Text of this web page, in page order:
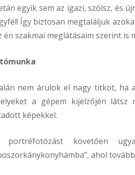
egyik sem az igazi, szólsz, és
Így biztosan megtaláljuk
én szakmai meglátásaim szerint is
nem árulok el nagy titkot, ha
a gépem kijelzőjén látsz
képekkel.
portréfotózást követően
ahol